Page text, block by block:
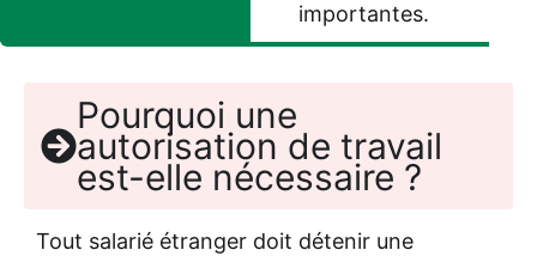
importantes.
Pourquoi une
autorisation de travail
est-elle nécessaire ?
Tout salarié étranger doit détenir une